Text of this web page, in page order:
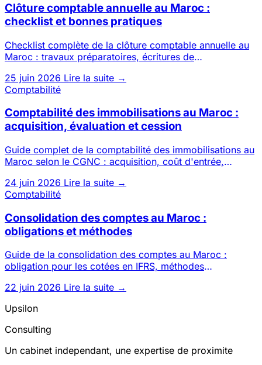
Clôture comptable annuelle au Maroc :
checklist et bonnes pratiques
Checklist complète de la clôture comptable annuelle au
Maroc : travaux préparatoires, écritures de
25 juin 2026 Lire la suite →
Comptabilité
Comptabilité des immobilisations au Maroc :
acquisition, évaluation et cession
Guide complet de la comptabilité des immobilisations au
Maroc selon le CGNC : acquisition, coût d'entrée,
24 juin 2026 Lire la suite →
Comptabilité
Consolidation des comptes au Maroc :
obligations et méthodes
Guide de la consolidation des comptes au Maroc :
obligation pour les cotées en IFRS, méthodes
22 juin 2026 Lire la suite →
Upsilon
Consulting
Un cabinet independant, une expertise de proximite